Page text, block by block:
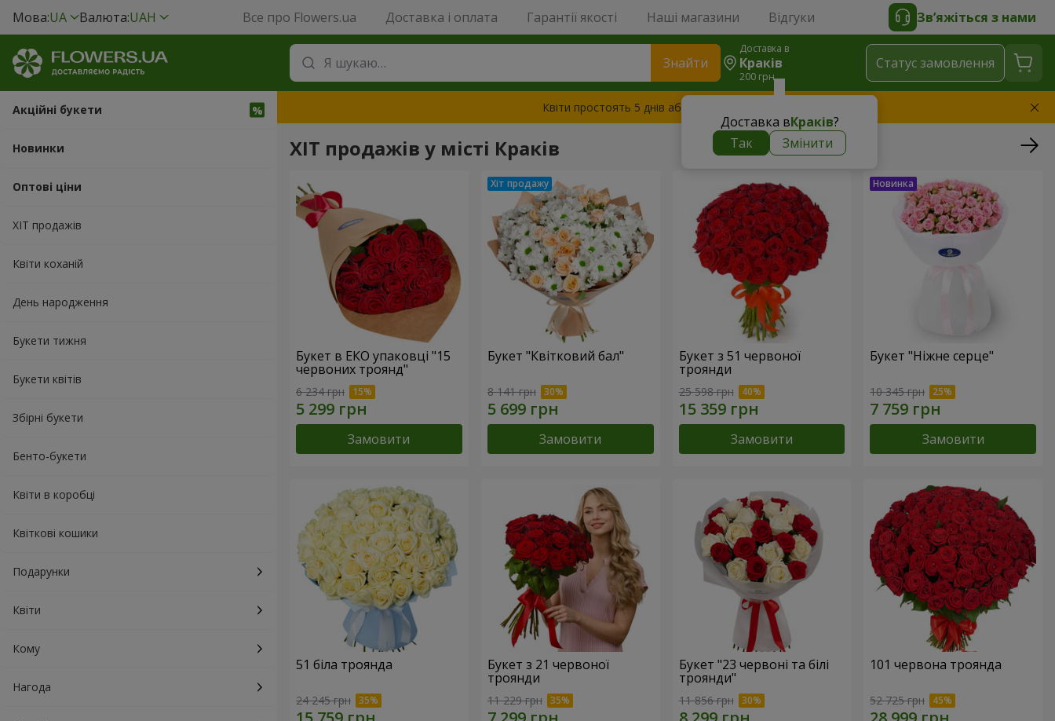
Мова:UA Валюта:UAH Все про Flowers.ua Доставка і оплата Гарантії якості Наші магазини Відгуки Зв’яжіться з нами
Знайти
Доставка в
Краків
200 грн
Доставка вКраків?
Так
Змінити
Статус замовлення
Акційні букети
Новинки
Оптові ціни
ХІТ продажів
Квіти коханій
День народження
Букети тижня
Букети квітів
Збірні букети
Бенто-букети
Квіти в коробці
Квіткові кошики
Подарунки
Квіти
Кому
Нагода
Квіти простоять 5 днів або замінимо букет
ХІТ продажів у місті Краків
Букет в ЕКО упаковці "15
червоних троянд"
6 234 грн
Замовити
Букет "Квітковий бал"
8 141 грн
Замовити
Букет з 51 червоної
троянди
25 598 грн
Замовити
Букет "Ніжне серце"
10 345 грн
Замовити
51 біла троянда
24 245 грн
Букет з 21 червоної
троянди
11 229 грн
Букет "23 червоні та білі
троянди"
11 856 грн
101 червона троянда
52 725 грн